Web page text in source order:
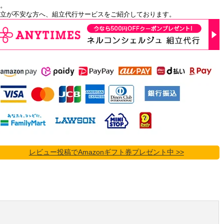
が不安な方へ、組立代行サービスをご紹介しております。
レビュー投稿でAmazonギフト券プレゼント中 >>